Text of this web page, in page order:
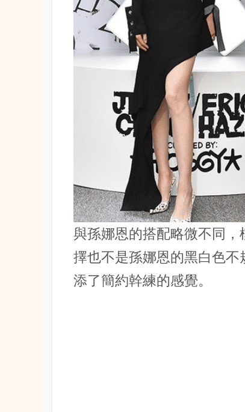
與孫娜恩的搭配略微不同
擇也不是孫娜恩的黑白色
添了簡約幹練的感覺。